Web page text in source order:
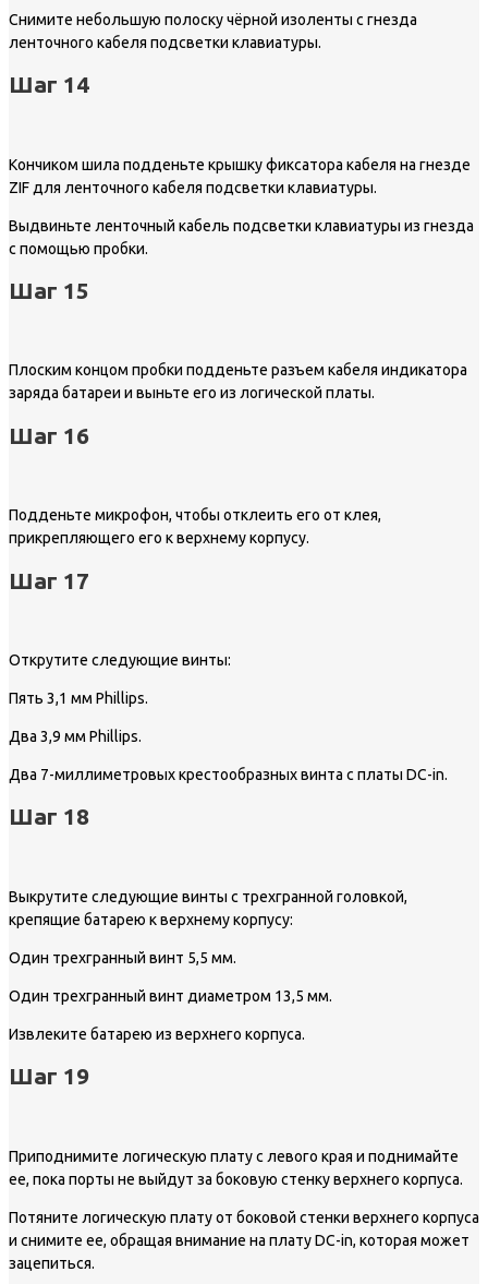
Снимите небольшую полоску чёрной изоленты с гнезда
ленточного кабеля подсветки клавиатуры.
Шаг 14
Кончиком шила подденьте крышку фиксатора кабеля на гнезде
ZIF для ленточного кабеля подсветки клавиатуры.
Выдвиньте ленточный кабель подсветки клавиатуры из гнезда
с помощью пробки.
Шаг 15
Плоским концом пробки подденьте разъем кабеля индикатора
заряда батареи и выньте его из логической платы.
Шаг 16
Подденьте микрофон, чтобы отклеить его от клея,
прикрепляющего его к верхнему корпусу.
Шаг 17
Открутите следующие винты:
Пять 3,1 мм Phillips.
Два 3,9 мм Phillips.
Два 7-миллиметровых крестообразных винта с платы DC-in.
Шаг 18
Выкрутите следующие винты с трехгранной головкой,
крепящие батарею к верхнему корпусу:
Один трехгранный винт 5,5 мм.
Один трехгранный винт диаметром 13,5 мм.
Извлеките батарею из верхнего корпуса.
Шаг 19
Приподнимите логическую плату с левого края и поднимайте
ее, пока порты не выйдут за боковую стенку верхнего корпуса.
Потяните логическую плату от боковой стенки верхнего корпуса
и снимите ее, обращая внимание на плату DC-in, которая может
зацепиться.